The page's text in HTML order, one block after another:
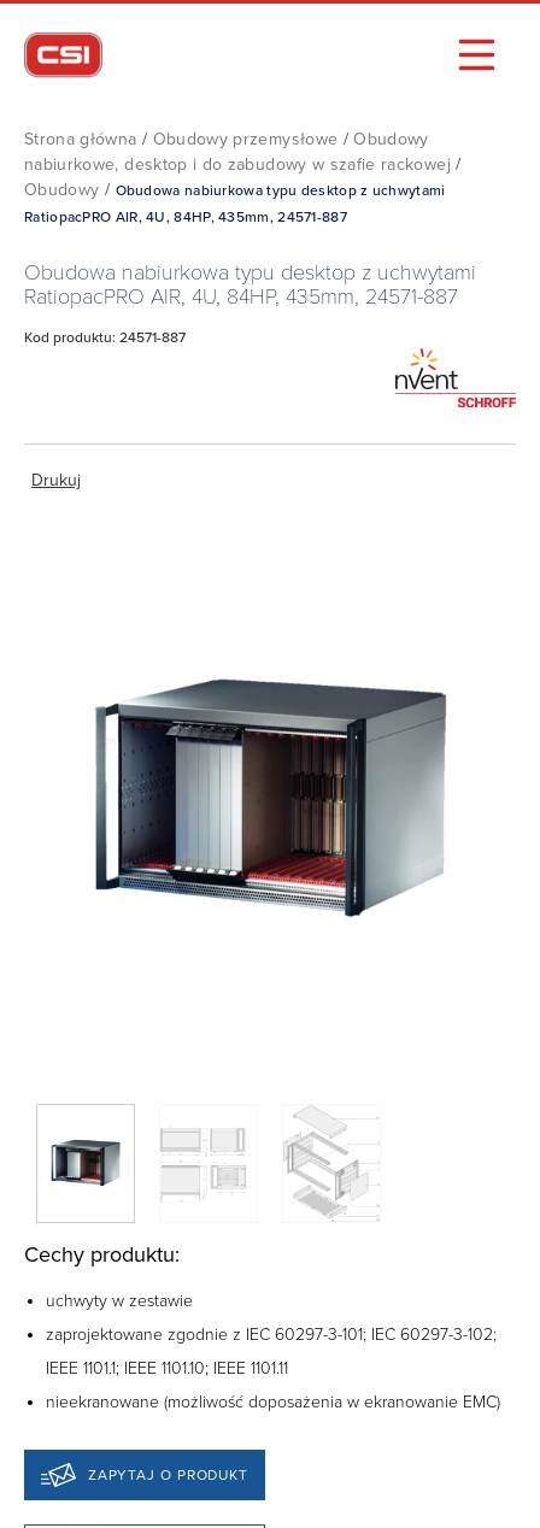
Strona główna / Obudowy przemysłowe /Obudowy
nabiurkowe, desktop i do zabudowy w szafie rackowej /
Obudowy / Obudowa nabiurkowa typu desktop z uchwytami
RatiopacPRO AIR, 4U, 84HP, 435mm, 24571-887
Obudowa nabiurkowa typu desktop z uchwytami
RatiopacPRO AIR, 4U, 84HP, 435mm, 24571-887
Kod produktu: 24571-887
Drukuj
Cechy produktu:
uchwyty w zestawie
zaprojektowane zgodnie z IEC 60297-3-101; IEC 60297-3-102;
IEEE 1101.1; IEEE 1101.10; IEEE 1101.11
nieekranowane (możliwość doposażenia w ekranowanie EMC)
ZAPYTAJ O PRODUKT